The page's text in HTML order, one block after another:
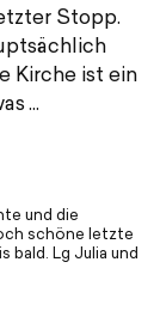
Stopp.
Kirche ist ein
und die
schöne letzte
bald. Lg Julia und